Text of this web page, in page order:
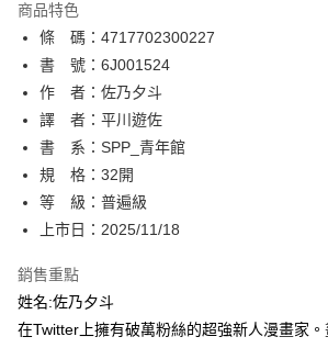
相關說明
【關於「AFTEE先享後付」】
AFTEE先享後付是「在收到商品之後才付款」的支
便利好安心！
１．簡單：不需註冊會員、不需綁卡、不需儲值。
２．便利：只要手機號碼，簡訊認證，即可結帳。
３．安心：先確認商品／服務後，再付款。
【「AFTEE先享後付」結帳流程】
１．於結帳方式選擇「AFTEE先享後付」後，將跳
結帳頁面，進行簡訊認證並確認金額後，即可完成結
２．訂單成立數日內，您將收到繳費通知簡訊。
ATM／網路銀行／等多元方式進行付款，方視為交易
※ 請注意：結帳手續完成當下不需立刻繳費，但若
購買商品的店家。未經商家同意取消之訂單仍視為
後付繳納相關費用。
ATM付款
運送方式
全家取貨付款
每筆NT$80，滿NT$500(含以上)免運費
付款後全家取貨
每筆NT$80，滿NT$500(含以上)免運費
商品特色
條 碼：4717702300227
書 號：6J001524
作 者：佐乃夕斗
譯 者：平川遊佐
書 系：SPP_青年館
規 格：32開
等 級：普遍級
上市日：2025/11/18
銷售重點
姓名:佐乃夕斗
在Twitter上擁有破萬粉絲的超強新人漫畫家